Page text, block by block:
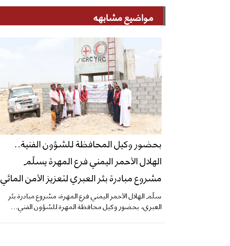
مواضيع مشابهه
بحضور وكيل المحافظة للشؤون الفنية..
الهلال الأحمر اليمني فرع المهرة يسلّم
مشروع مبادرة بئر العبري لتعزيز الأمن المائي
سلّم الهلال الأحمر اليمني فرع المهرة، مشروع مبادرة بئر
العبري، بحضور وكيل محافظة المهرة للشؤون الفني...